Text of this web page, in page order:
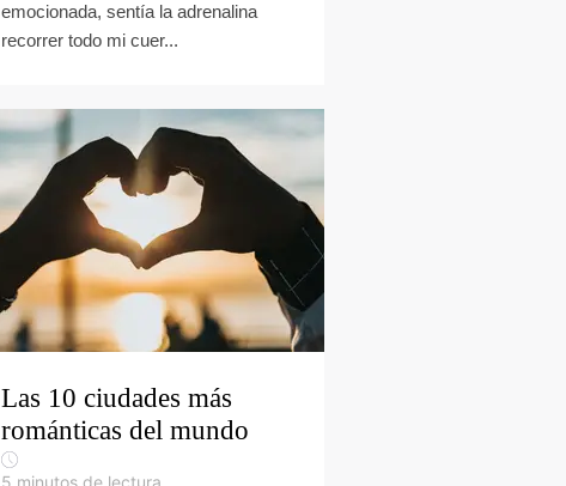
emocionada, sentía la adrenalina
recorrer todo mi cuer...
Las 10 ciudades más
románticas del mundo
5 minutos de lectura